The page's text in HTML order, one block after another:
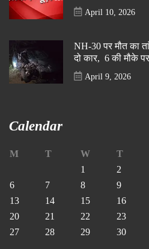
April 10, 2026
NH-30 पर मौत का
दो कार, 6 की मौके
April 9, 2026
Calendar
M T W T
1
2
6
7 8 9
13
14 15 16
20
21 22 23
27
28 29 30